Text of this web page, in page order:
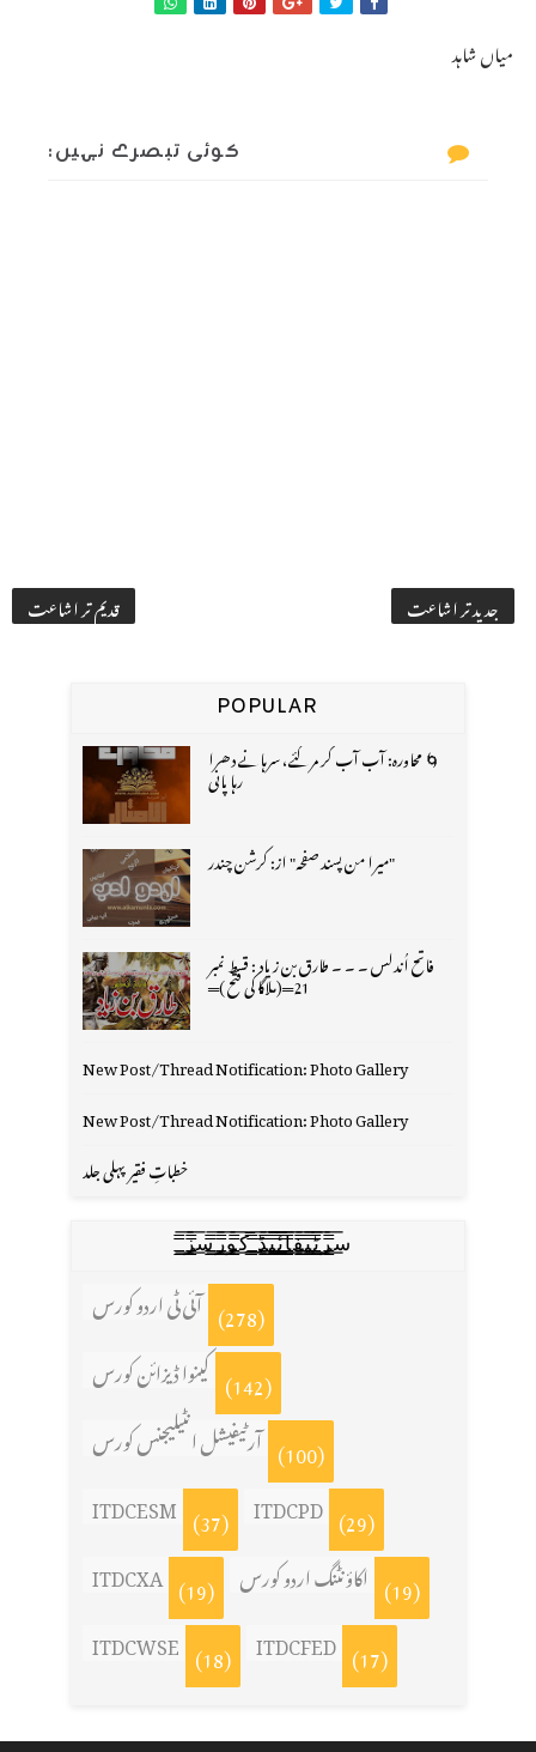
میاں شاہد
کوئی تبصرے نہیں:
جدید تر اشاعت قدیم تر اشاعت
POPULAR
🌀 محاورہ: آب آب کر مر گئے، سرہانے دھرا
رہا پانی
"میرا من پسند صفحہ" از: کرشن چندر
فاتح اُندلس ۔ ۔ ۔ طارق بن زیاد : قسط نمبر
21═(ملاگا کی فتح )═
New Post/Thread Notification: Photo Gallery
New Post/Thread Notification: Photo Gallery
خطباتِ فقیر پہلی جلد
س̳̿͟͞ر̳̿͟͞ٹ̳̿͟͞ی̳̿͟͞ف̳̿͟͞ا̳̿͟͞ي̳̳̿ٔ̿͟͟͞͞ی̳̿͟͞ڈ̳̿͟͞ ̳̿͟͞ک̳̿͟͞و̳̿͟͞ر̳̿͟͞س̳̿͟͞ز̳̿͟͞
آئی ٹی اردو کورس (278)
کینوا ڈیزائن کورس (142)
آرٹیفیشل انٹیلیجنس کورس (100)
ITDCESM (37) ITDCPD (29)
ITDCXA (19) اکاؤنٹنگ اردو کورس (19)
ITDCWSE (18) ITDCFED (17)